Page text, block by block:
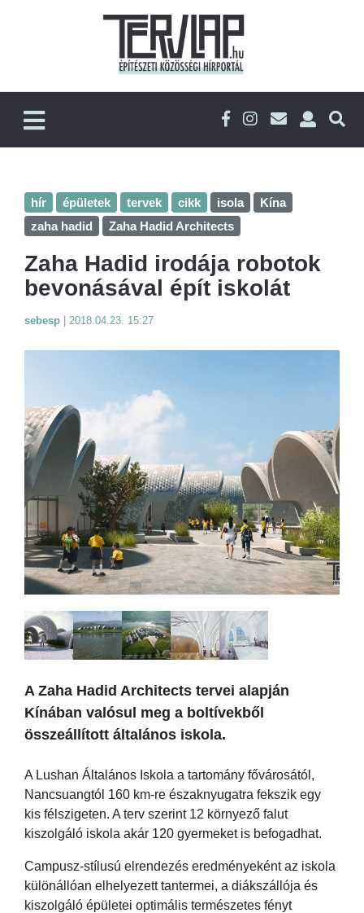
hír épületek tervek cikk isola
Kína
zaha hadid
Zaha Hadid Architects
Zaha Hadid irodája robotok
bevonásával épít iskolát
sebesp 2018.04.23. 15:27
A Zaha Hadid Architects tervei alapján
Kínában valósul meg a boltívekből
összeállított általános iskola.
A Lushan Általános Iskola a tartomány fővárosától,
Nancsuangtól 160 km-re északnyugatra fekszik egy
kis félszigeten. A terv szerint 12 környező falut
kiszolgáló iskola akár 120 gyermeket is befogadhat.
Campusz-stílusú elrendezés eredményeként az iskola
különállóan elhelyezett tantermei, a diákszállója és
kiszolgáló épületei optimális természetes fényt